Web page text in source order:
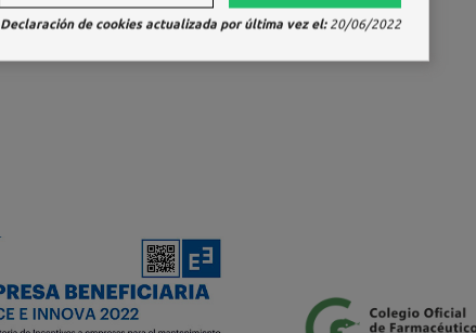
Declaración de cookies actualizada por última vez el:20/06/2022